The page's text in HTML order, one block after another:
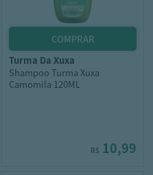
turma da xuxa
Shampoo Turma Xuxa
Camomila 120ML
R$ 10,99